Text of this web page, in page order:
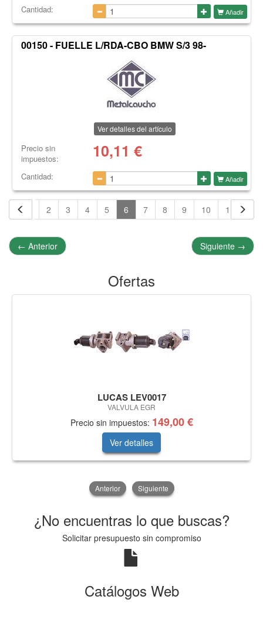
Cantidad: Añadir
00150 - FUELLE L/RDA-CBO BMW S/3 98-
Ver detalles del artículo
Precio sin
impuestos:
10,11 €
Cantidad: Añadir
2 3 4 5 6 7 8 9 10 11
← Anterior Siguiente →
Ofertas
LUCAS LEV0017
VALVULA EGR
Precio sin impuestos: 149,00 €
Ver detalles
Anterior Siguiente
¿No encuentras lo que buscas?
Solicitar presupuesto sin compromiso
Catálogos Web